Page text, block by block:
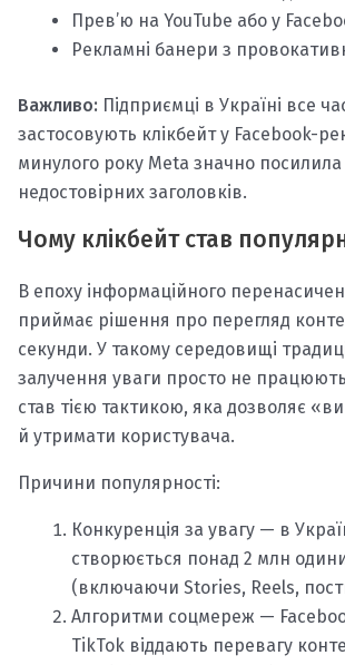
Прев’ю на YouTube або у
Рекламні банери з
Важливо: Підприємці в Україні все
застосовують клікбейт у Facebook-
минулого року Meta значно
недостовірних заголовків.
Чому клікбейт став
В епоху інформаційного
приймає рішення про перегляд
секунди. У такому середовищі
залучення уваги просто не
став тією тактикою, яка дозволяє
й утримати користувача.
Причини популярності:
Конкуренція за увагу — в
створюється понад 2 млн
(включаючи Stories, Reels,
Алгоритми соцмереж —
TikTok віддають перевагу